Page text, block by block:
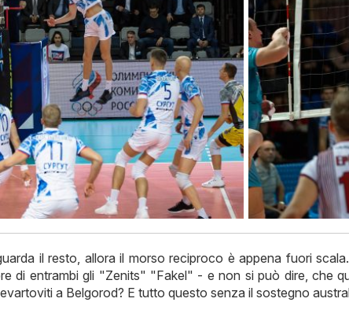
il resto, allora il morso reciproco è appena fuori
di entrambi gli "Zenits" "Fakel" - e non si può dire, che
a Belgorod? E tutto questo senza il sostegno